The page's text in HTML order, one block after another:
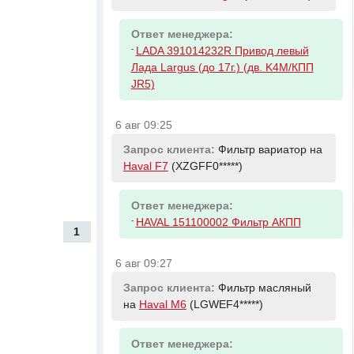
1
Ответ менеджера:
- LADA 391014232R Привод левый
Лада Largus (до 17г.) (дв. K4M/КПП
JR5)
6 авг 09:25
Запрос клиента: Фильтр вариатор на
Haval F7 (XZGFF0*****)
Ответ менеджера:
- HAVAL 151100002 Фильтр АКПП
6 авг 09:27
Запрос клиента: Фильтр масляный
на Haval M6(LGWEF4*****)
Ответ менеджера: